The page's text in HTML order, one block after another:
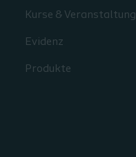
Kurse & Veranstaltung
Evidenz
Produkte